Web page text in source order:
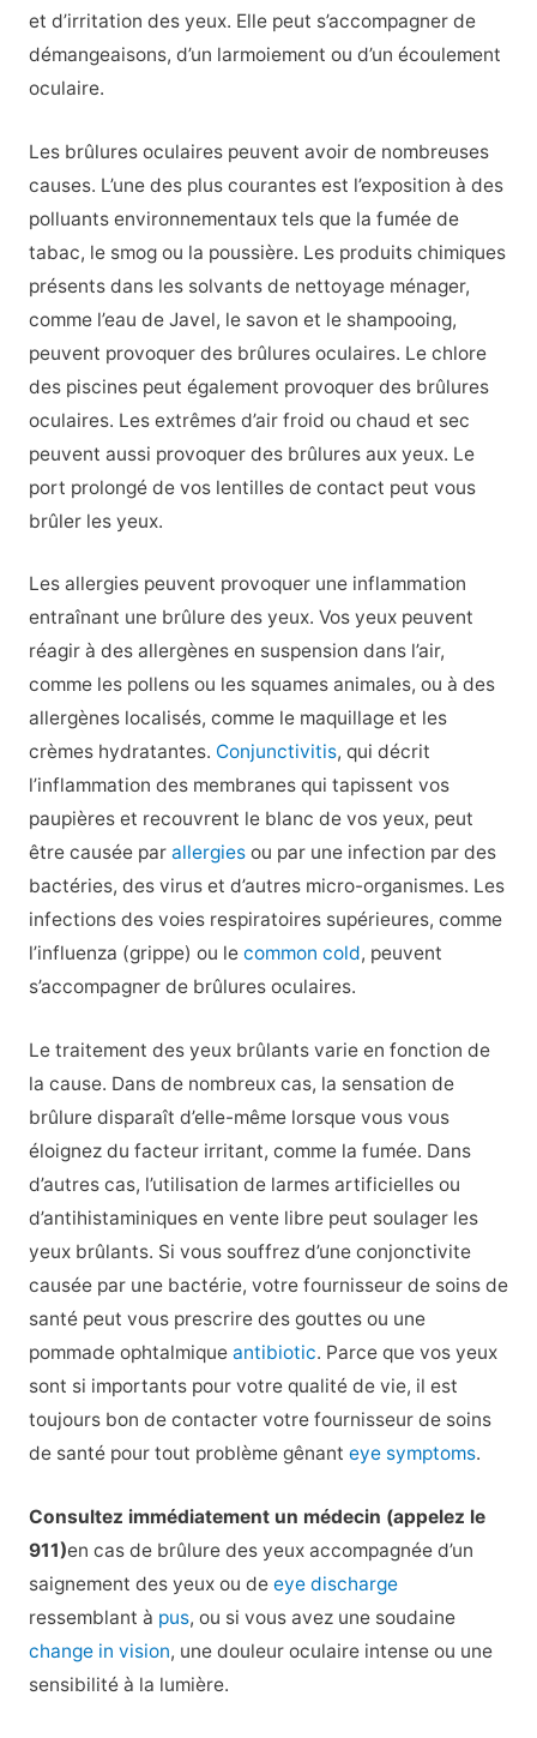
et d’irritation des yeux. Elle peut s’accompagner de
démangeaisons, d’un larmoiement ou d’un écoulement
oculaire.
Les brûlures oculaires peuvent avoir de nombreuses
causes. L’une des plus courantes est l’exposition à des
polluants environnementaux tels que la fumée de
tabac, le smog ou la poussière. Les produits chimiques
présents dans les solvants de nettoyage ménager,
comme l’eau de Javel, le savon et le shampooing,
peuvent provoquer des brûlures oculaires. Le chlore
des piscines peut également provoquer des brûlures
oculaires. Les extrêmes d’air froid ou chaud et sec
peuvent aussi provoquer des brûlures aux yeux. Le
port prolongé de vos lentilles de contact peut vous
brûler les yeux.
Les allergies peuvent provoquer une inflammation
entraînant une brûlure des yeux. Vos yeux peuvent
réagir à des allergènes en suspension dans l’air,
comme les pollens ou les squames animales, ou à des
allergènes localisés, comme le maquillage et les
crèmes hydratantes. Conjunctivitis, qui décrit
l’inflammation des membranes qui tapissent vos
paupières et recouvrent le blanc de vos yeux, peut
être causée par allergiesou par une infection par des
bactéries, des virus et d’autres micro-organismes. Les
infections des voies respiratoires supérieures, comme
l’influenza (grippe) ou le common cold, peuvent
s’accompagner de brûlures oculaires.
Le traitement des yeux brûlants varie en fonction de
la cause. Dans de nombreux cas, la sensation de
brûlure disparaît d’elle-même lorsque vous vous
éloignez du facteur irritant, comme la fumée. Dans
d’autres cas, l’utilisation de larmes artificielles ou
d’antihistaminiques en vente libre peut soulager les
yeux brûlants. Si vous souffrez d’une conjonctivite
causée par une bactérie, votre fournisseur de soins de
santé peut vous prescrire des gouttes ou une
pommade ophtalmique antibiotic. Parce que vos yeux
sont si importants pour votre qualité de vie, il est
toujours bon de contacter votre fournisseur de soins
de santé pour tout problème gênant eye symptoms.
Consultez immédiatement un médecin (appelez le
911)en cas de brûlure des yeux accompagnée d’un
saignement des yeux ou de eye discharge
ressemblant à pus, ou si vous avez une soudaine
change in vision, une douleur oculaire intense ou une
sensibilité à la lumière.